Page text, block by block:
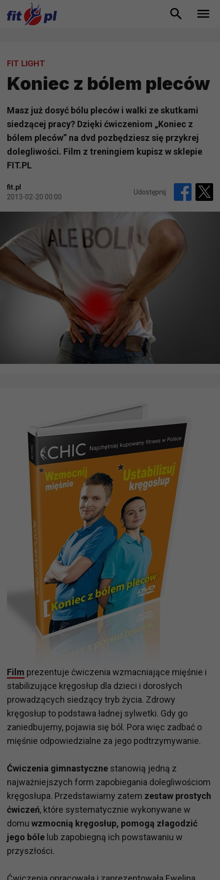
FIT LIGHT
Koniec z bólem pleców
Masz już dosyć bólu pleców i walki ze skutkami
siedzącej pracy? Dzięki ćwiczeniom „Koniec z
bólem pleców” na dvd pozbędziesz się przykrej
dolegliwości. Film z treningiem kupisz w sklepie
FIT.PL
fit.pl
2013-02-20 00:00
Udostępnij
Film prezentuje ćwiczenia wzmacniające mięśnie i
stabilizujące kręgosłup dla dzieci i dorosłych
prowadzących siedzący tryb życia. Zdrowy
kręgosłup to podstawa ładnej sylwetki. Gdy go
zaniedbujemy, pojawia się ból. Pora więc zadbać o
mięśnie odpowiedzialne za jego podtrzymywanie.
Ćwiczenia gimnastyczne stanowią jedną z
najważniejszych form zapobiegania dolegliwościom
kręgosłupa. Przedstawiamy zatem zestaw prostych
ćwiczeń, które systematycznie wykonywane w
domu wzmocnią kręgosłup, pomogą złagodzić
jego bóle lub zapobiegną ich powstawaniu w
przyszłości.